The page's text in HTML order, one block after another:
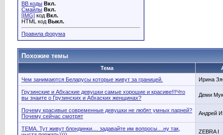
BB коды Вкл.
Смайлы Вкл.
[IMG] код Вкл.
HTML код Выкл.
Правила форума
Похожие темы
Тема
Чем занимаются Беларусы которые живут за границей.
Ирина
Грузинские и Абхаские девушки самые хорошие и красиве!!!Что
вы знаите о Грузинских и Абхаских женщинах?
Деми
Почему красивые современные девушки не любят умных парней?
Почему сейчас смотрят
Андрей И
ТЕМА. Тут живут блондинки.... задавайте им вопросы....ну так,
ZEBRA I